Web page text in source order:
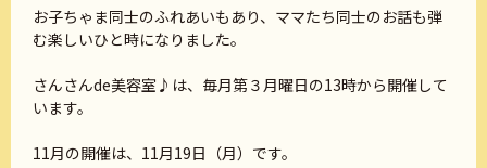
お子ちゃま同士のふれあいもあり、ママたち同士のお話も弾
む楽しいひと時になりました。
さんさんde美容室♪は、毎月第３月曜日の13時から開催して
います。
11月の開催は、11月19日（月）です。